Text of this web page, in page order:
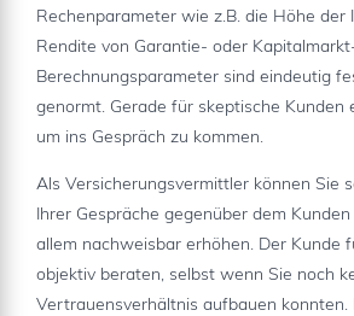
Rechenparameter wie z.B. die Höhe der
Rendite von Garantie- oder
Berechnungsparameter sind eindeutig
genormt. Gerade für skeptische Kunden
um ins Gespräch zu kommen.
Als Versicherungsvermittler können Sie
Ihrer Gespräche gegenüber dem
allem nachweisbar erhöhen. Der Kunde
objektiv beraten, selbst wenn Sie noch
Vertrauensverhältnis aufbauen konnten.